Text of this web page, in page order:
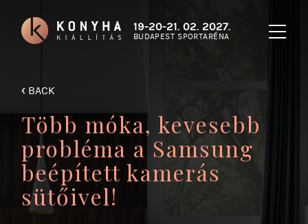
19-20-21. 02. 2027.
BUDAPEST SPORTARÉNA
‹ BACK
Több móka, kevesebb
probléma a Samsung
beépített kamerás
sütőivel!